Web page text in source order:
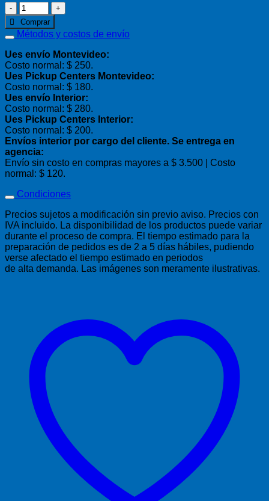
Bandeja
plástica
Hive
cantidad
Comprar
Métodos y costos de envío
Ues envío Montevideo:
Costo normal: $ 250.
Ues Pickup Centers Montevideo:
Costo normal: $ 180.
Ues envío Interior:
Costo normal: $ 280.
Ues Pickup Centers Interior:
Costo normal: $ 200.
Envíos interior por cargo del cliente. Se entrega en
agencia:
Envío sin costo en compras mayores a $ 3.500 | Costo
normal: $ 120.
Condiciones
Precios sujetos a modificación sin previo aviso. Precios con
IVA incluido. La disponibilidad de los productos puede variar
durante el proceso de compra. El tiempo estimado para la
preparación de pedidos es de 2 a 5 días hábiles, pudiendo
verse afectado el tiempo estimado en periodos
de alta demanda. Las imágenes son meramente ilustrativas.